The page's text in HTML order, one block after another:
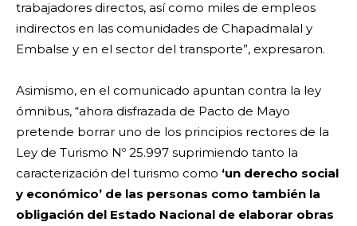
trabajadores directos, así como miles de empleos
indirectos en las comunidades de Chapadmalal y
Embalse y en el sector del transporte”, expresaron.
Asimismo, en el comunicado apuntan contra la ley
ómnibus, “ahora disfrazada de Pacto de Mayo
pretende borrar uno de los principios rectores de la
Ley de Turismo Nº 25.997 suprimiendo tanto la
caracterización del turismo como ‘un derecho social
y económico’ de las personas como también la
obligación del Estado Nacional de elaborar obras